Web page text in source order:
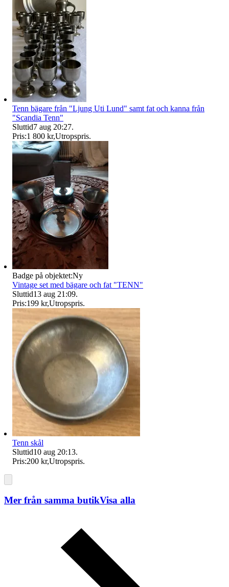
Tenn bägare från "Ljung Uti Lund" samt fat och kanna från
"Scandia Tenn"
Sluttid7 aug 20:27.
Pris:1 800 kr,Utropspris.
Badge på objektet:Ny
Vintage set med bägare och fat "TENN"
Sluttid13 aug 21:09.
Pris:199 kr,Utropspris.
Tenn skål
Sluttid10 aug 20:13.
Pris:200 kr,Utropspris.
Mer från samma butikVisa alla